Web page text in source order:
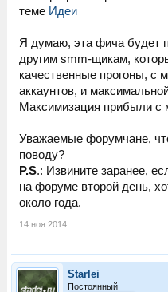
теме Идеи
Я думаю, эта фича будет
другим smm-щикам,
качественные прогоны, с
аккаунтов, и
Максимизация прибыли с
Уважаемые форумчане,
поводу?
P.S.: Извините заранее,
на форуме второй день,
около года.
14 ноя 2014
Starlei
Постоянный